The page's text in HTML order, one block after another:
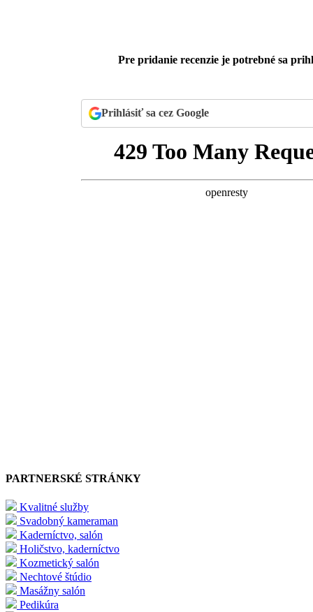
Pre pridanie recenzie je potrebné sa
Prihlásiť sa cez Google
PARTNERSKÉ STRÁNKY
Kvalitné služby
Svadobný kameraman
Kaderníctvo, salón
Holičstvo, kaderníctvo
Kozmetický salón
Nechtové štúdio
Masážny salón
Pedikúra